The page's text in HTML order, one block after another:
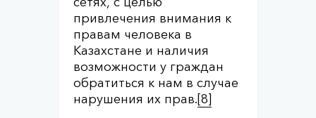
привлечения внимания к
правам человека в
Казахстане и наличия
возможности у граждан
обратиться к нам в случае
нарушения их прав.[8]